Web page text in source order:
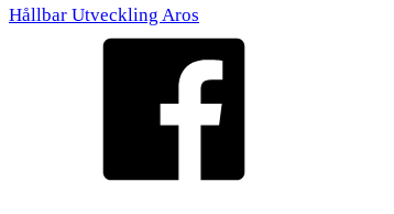
Hållbar Utveckling Aros